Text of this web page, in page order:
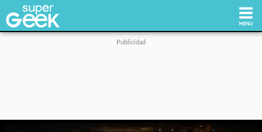
Tecnología